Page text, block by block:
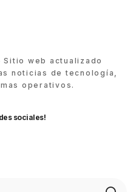
Sitio web actualizado
noticias de tecnología,
operativos.
sociales!